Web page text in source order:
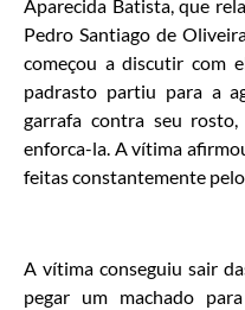
Aparecida Batista, que
Pedro Santiago de
começou a discutir com
padrasto partiu para a
garrafa contra seu
enforca-la. A vítima
feitas constantemente
A vítima conseguiu sair
pegar um machado